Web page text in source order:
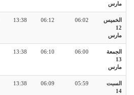
مارس
الخميس
12
مارس
06:02
06:12
13:38
الجمعة
13
مارس
06:00
06:10
13:38
السبت
14
05:59
06:09
13:38